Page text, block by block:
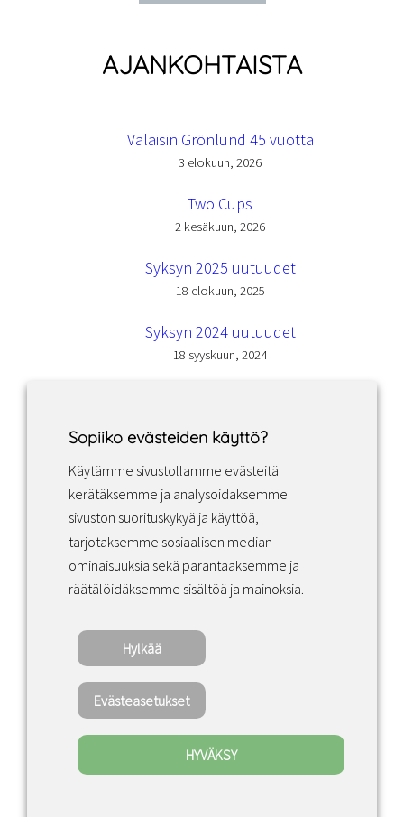
AJANKOHTAISTA
Valaisin Grönlund 45 vuotta
3 elokuun, 2026
Two Cups
2 kesäkuun, 2026
Syksyn 2025 uutuudet
18 elokuun, 2025
Syksyn 2024 uutuudet
18 syyskuun, 2024
Facebook Instagram LinkedIn
Sopimusehdot
Copyright ©2022 · Valaisin Grönlund – All
Rights Reserved
Sopiiko evästeiden käyttö?
Käytämme sivustollamme evästeitä
kerätäksemme ja analysoidaksemme
sivuston suorituskykyä ja käyttöä,
tarjotaksemme sosiaalisen median
ominaisuuksia sekä parantaaksemme ja
räätälöidäksemme sisältöä ja mainoksia.
Hylkää
Evästeasetukset
HYVÄKSY